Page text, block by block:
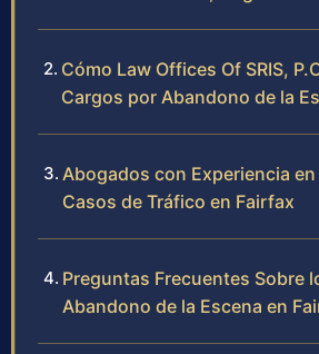
Cómo Law Offices Of SRIS,
Cargos por Abandono de la
Abogados con Experiencia
Casos de Tráfico en Fairfax
Preguntas Frecuentes Sobre
Abandono de la Escena en